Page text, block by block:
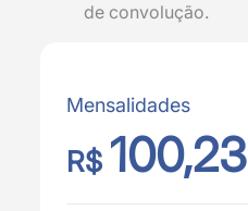
de convolução.
Mensalidades
R$ 100,23